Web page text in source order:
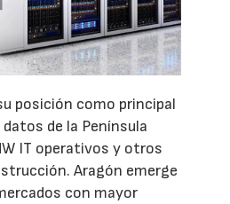
posición como principal
de la Península
IT operativos y otros
Aragón emerge
con mayor